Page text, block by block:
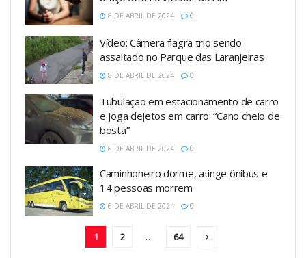
8 DE ABRIL DE 2024 0
Vídeo: Câmera flagra trio sendo
assaltado no Parque das Laranjeiras
8 DE ABRIL DE 2024 0
Tubulação em estacionamento de carro
e joga dejetos em carro: “Cano cheio de
bosta”
6 DE ABRIL DE 2024 0
Caminhoneiro dorme, atinge ônibus e
14 pessoas morrem
6 DE ABRIL DE 2024 0
1 2 … 64